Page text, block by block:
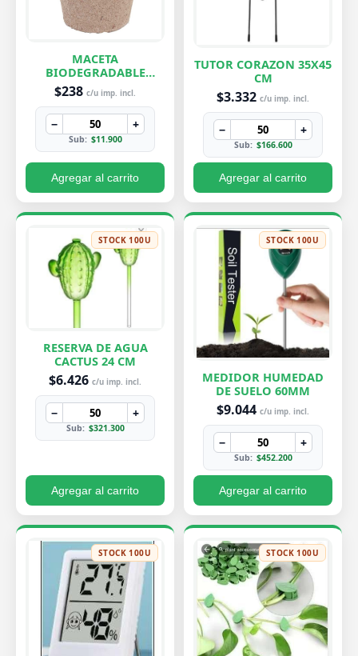
MACETA
BIODEGRADABLE
PEQUEÑA 7X8 CM
$238 c/u imp. incl.
− +
Sub: $11.900
Agregar al carrito
TUTOR CORAZON 35X45
CM
$3.332 c/u imp. incl.
− +
Sub: $166.600
Agregar al carrito
STOCK 100U
RESERVA DE AGUA
CACTUS 24 CM
$6.426 c/u imp. incl.
− +
Sub: $321.300
Agregar al carrito
STOCK 100U
MEDIDOR HUMEDAD
DE SUELO 60MM
$9.044 c/u imp. incl.
− +
Sub: $452.200
Agregar al carrito
STOCK 100U STOCK 100U